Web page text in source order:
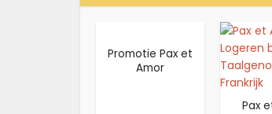
Promotie Pax et
Amor
Pax